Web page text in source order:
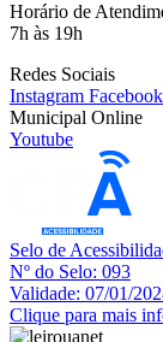
Horário de
7h às 19h
Redes Sociais
Instagram Facebook
Municipal Online
Youtube
Selo de
Nº do Selo: 093
Validade: 07/01/
Clique para mais